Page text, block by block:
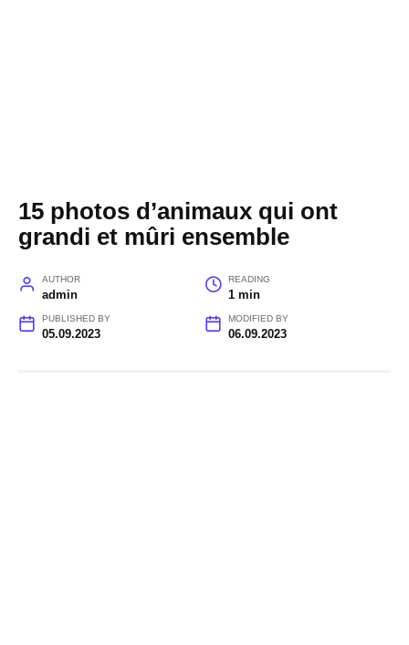
15 photos d’animaux qui ont
grandi et mûri ensemble
AUTHOR
admin
READING
1 min
PUBLISHED BY
05.09.2023
MODIFIED BY
06.09.2023